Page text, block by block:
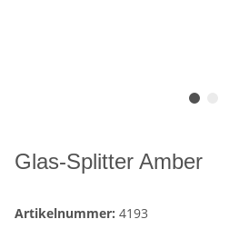
Glas-Splitter Amber
Artikelnummer: 4193